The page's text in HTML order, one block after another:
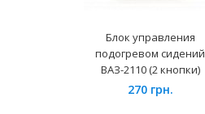
Блок управления
подогревом сидений
ВАЗ-2110 (2 кнопки)
270 грн.